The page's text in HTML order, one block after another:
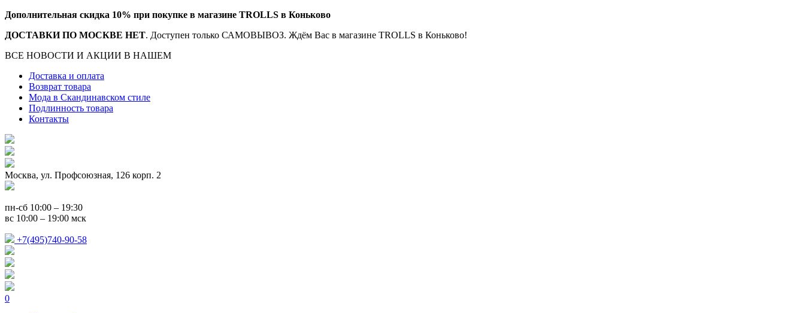
Дополнительная скидка 10% при покупке в магазине TROLLS в Коньково
ДОСТАВКИ ПО МОСКВЕ НЕТ. Доступен только САМОВЫВОЗ. Ждём Вас в магазине TROLLS в Коньково!
ВСЕ НОВОСТИ И АКЦИИ В НАШЕМ
Доставка и оплата
Возврат товара
Мода в Скандинавском стиле
Подлинность товара
Контакты
Москва, ул. Профсоюзная, 126 корп. 2
пн-сб 10:00 – 19:30
вс 10:00 – 19:00 мск
+7(495)740-90-58
0